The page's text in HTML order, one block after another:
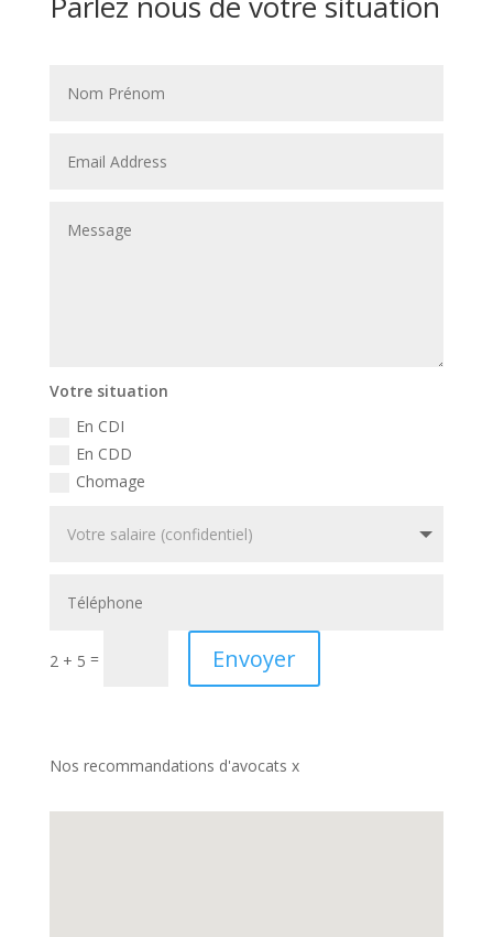
Votre situation
En CDI
En CDD
Chomage
2 + 5 = Envoyer
Nos recommandations d'avocats x